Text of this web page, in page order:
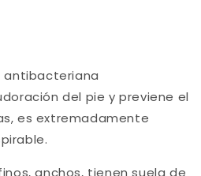
antibacteriana
del pie y previene el
es extremadamente